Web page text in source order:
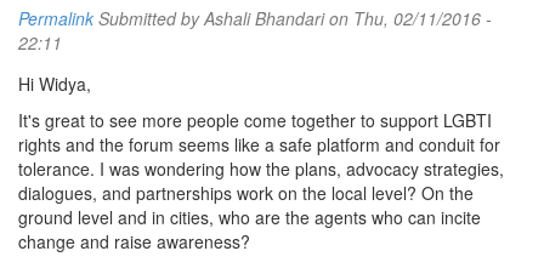
Permalink Submitted byAshali Bhandarion Thu, 02/11/2016 -
22:11
Hi Widya,
It's great to see more people come together to support LGBTI
rights and the forum seems like a safe platform and conduit for
tolerance. I was wondering how the plans, advocacy strategies,
dialogues, and partnerships work on the local level? On the
ground level and in cities, who are the agents who can incite
change and raise awareness?